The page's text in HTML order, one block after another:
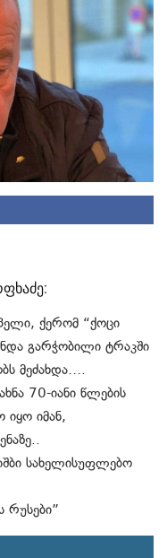
ქერომ “ქოცი
გარჭობილი ტრაკში
მეძახდა….
70-იანი წლების
იყო იმან,
სახელისუფლებო
რუსები”